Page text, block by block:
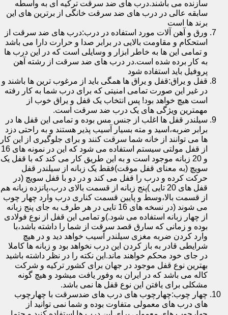
سازنده می باشند.درب های ضد سرقت ترکیه ای به واسطه
سابقه عالی در درب های ضد سرقت خانگی از برترین های این
برند ها است
ورق و آهن آلات مورد استفاده در درب:درب های ضد سرقت از
استحکام و مقاومت بالایی در برابر صدا و حرارت دارا می باشد
و تمامی این ها به خاطر ابزار و وسایلی است که در این درب ها
به کار برده شده است.در درب های ضد سرقت از رشته آهن
پروفیل باید استفاده شود
قفل و یراق:قفل و یراق ها همگی باید از مرغوب ترین ها باشند و
در غیر این صورت تمامی امنیتی که برای درب شما به کار رفته
است هیچ خواهد بود! پس انتخاب یک قفل و یراق خوب از
مهمترین ویژگی های یک درب ضد سرقت است.
سیلندر قفل ها اغلب از جنس مس بوده و تمامی این قفل ها در
برابر ضربه،اسید و مته بسیار آسیب پذیر هستند و به راحتی دزد
ها می توانند از خانه شما سرقت کنند و برای جلوگیری از این کار
از قفل مولتی سیستم استفاده می شود که این در نمونه های 16
و 20 زبانه موجود است و به این طریق کار می کند که با قفل یک
سویچ (به معنای قفل موقت)فقط یک زبانه از سیلندر قفل
حرکت کرده و درب را قفل می کند و در دو با قفل سویچ (در
قفل های 20 تایی )پنج زبانه از قسمت بالای درب،پانزده زبانه هم
از قسمت بالا،وسط و پایین قسمت کناری درب وارد چهار چوب
می شوند (در نسخه های 16 تایی در هر طرف به جای پنج زبانه
از چهار زبانه استفاده می شود.)و تمامی این قفل از نوع فولادی
بوده و زمانی که سارق قصد سرقت از شما را داشته باشد،با
وارد کردن ضربه مغزی سیلندر آسیب خواهد دید و در هیچ
شرایطی قادر به باز کردن این درب نخواهد بود و زبانه ها کاملا
در جای خود محکم خواهند ماند.این نکته را در نظر داشته باشید
بهترین نوع قفل موجود در جهان برای کشور ترکیه و شرکت
کاله می باشد که در ایران به وفور یافت میشود و هیچ گونه
مشکلی برای یافتن این نوع قفل ها نمی باشد.
چهار چوب:چهارچوب های درب های ضدسرقت با چهارچوب
های درب های معمولی متفاوت بوده و شما نمی توانید از